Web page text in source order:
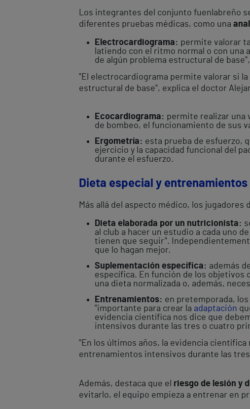
Los integrantes del conjunto fuenlabreño
diferentes pruebas médicas, como una
Electrocardiograma: permite valorar
latiendo con el ritmo normal o con una
de algún problema estructural de base",
"El electrocardiograma permite valorar si
estructural de base", explica el doctor
Ecocardiograma: permite realizar una
de bombeo, el funcionamiento de sus
Ergometría: esta prueba de esfuerzo,
ejercicio y la capacidad funcional del
durante el esfuerzo.
Dieta especial y
Más allá del aspecto médico, los
Dieta elaborada por un nutricionista:
al club a hacer un estudio a cada uno
tienen que seguir".
que lo hagan mejor.
Suplementación específica: además
específica. En función de los
una dieta normalizada o, además,
Entrenamientos: en pretemporada,
"importante para crear la adaptación
evidencia científica nos dice que
intensivos durante las tres o cuatro
"En los últimos años, la evidencia
entrenamientos intensivos durante las tres
Además, destaca que el riesgo de lesión y
evitarlo, el equipo empieza a entrenar en